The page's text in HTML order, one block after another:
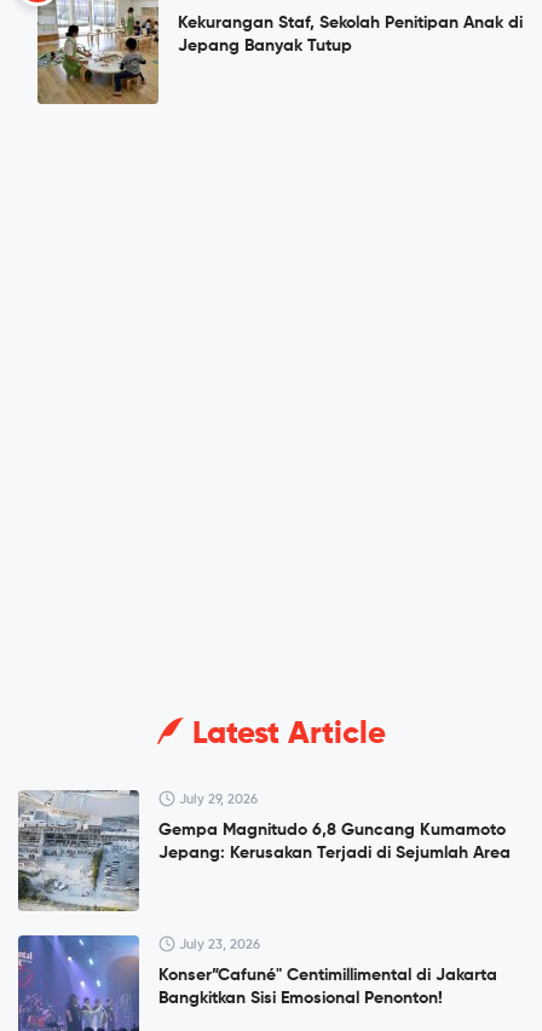
Kekurangan Staf, Sekolah Penitipan Anak di
Jepang Banyak Tutup
Latest Article
July 29, 2026
Gempa Magnitudo 6,8 Guncang Kumamoto
Jepang: Kerusakan Terjadi di Sejumlah Area
July 23, 2026
Konser”Cafuné" Centimillimental di Jakarta
Bangkitkan Sisi Emosional Penonton!